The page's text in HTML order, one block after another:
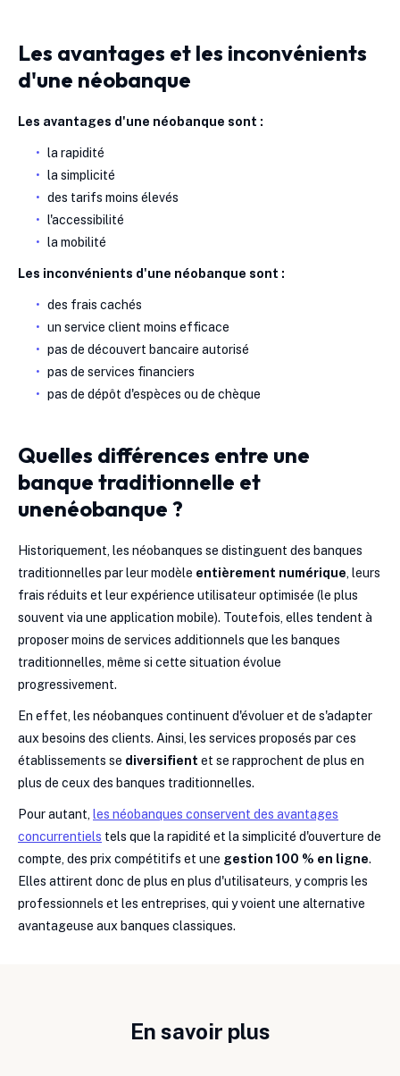
Les avantages et les inconvénients
d'une néobanque
Les avantages d'une néobanque sont :
la rapidité
la simplicité
des tarifs moins élevés
l'accessibilité
la mobilité
Les inconvénients d'une néobanque sont :
des frais cachés
un service client moins efficace
pas de découvert bancaire autorisé
pas de services financiers
pas de dépôt d'espèces ou de chèque
Quelles différences entre une
banque traditionnelle et
unenéobanque ?
Historiquement, les néobanques se distinguent des banques
traditionnelles par leur modèle entièrement numérique, leurs
frais réduits et leur expérience utilisateur optimisée (le plus
souvent via une application mobile). Toutefois, elles tendent à
proposer moins de services additionnels que les banques
traditionnelles, même si cette situation évolue
progressivement.
En effet, les néobanques continuent d'évoluer et de s'adapter
aux besoins des clients. Ainsi, les services proposés par ces
établissements se diversifient et se rapprochent de plus en
plus de ceux des banques traditionnelles.
Pour autant, les néobanques conservent des avantages
concurrentiels tels que la rapidité et la simplicité d'ouverture de
compte, des prix compétitifs et une gestion 100 % en ligne.
Elles attirent donc de plus en plus d'utilisateurs, y compris les
professionnels et les entreprises, qui y voient une alternative
avantageuse aux banques classiques.
En savoir plus